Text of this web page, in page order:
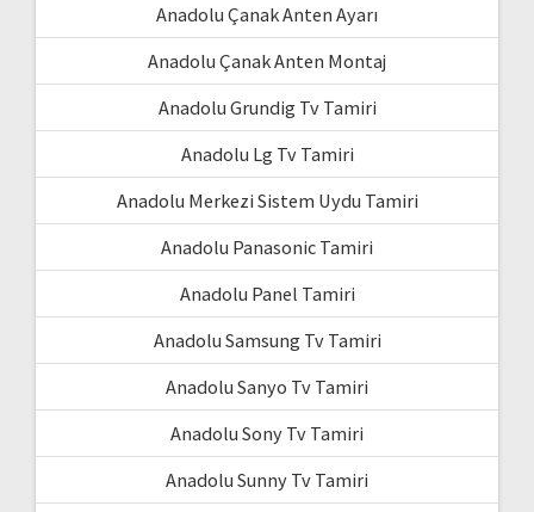
Anadolu Çanak Anten Ayarı
Anadolu Çanak Anten Montaj
Anadolu Grundig Tv Tamiri
Anadolu Lg Tv Tamiri
Anadolu Merkezi Sistem Uydu Tamiri
Anadolu Panasonic Tamiri
Anadolu Panel Tamiri
Anadolu Samsung Tv Tamiri
Anadolu Sanyo Tv Tamiri
Anadolu Sony Tv Tamiri
Anadolu Sunny Tv Tamiri